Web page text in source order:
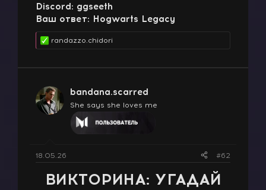
Discord: ggseeth
Ваш ответ: Hogwarts Legacy
Р
и
и
randazzo.chidori
bandana.scarred
She says she loves me
18.05.26 #62
ВИКТОРИНА: УГАДАЙ